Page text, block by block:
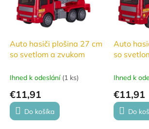
Auto hasiči plošina 27 cm
so svetlom a zvukom
Ihned k odeslání (1 ks)
€11,91
Do košíka
Auto
so
Ihned k
€11,91
Do